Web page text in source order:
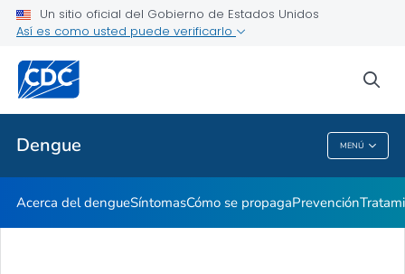
Un sitio oficial del Gobierno de Estados Unidos
Así es como usted puede verificarlo
Dengue MENÚ
Temas relacionados
Dengue
Acerca del dengueSíntomasCómo se propagaPrevención